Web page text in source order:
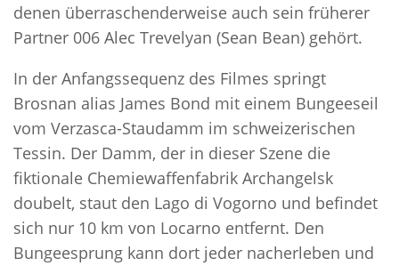
denen überraschenderweise auch sein früherer
Partner 006 Alec Trevelyan (Sean Bean) gehört.
In der Anfangssequenz des Filmes springt
Brosnan alias James Bond mit einem Bungeeseil
vom Verzasca-Staudamm im schweizerischen
Tessin. Der Damm, der in dieser Szene die
fiktionale Chemiewaffenfabrik Archangelsk
doubelt, staut den Lago di Vogorno und befindet
sich nur 10 km von Locarno entfernt. Den
Bungeesprung kann dort jeder nacherleben und